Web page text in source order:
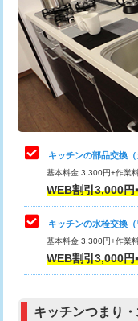
給水管工事※（支持
給水管工事※（保温
め込み）)
給水管工事※（土の掘
給水管工事※（塩ビ管
用/3ｍまで)
給水管工事※（塩ビ
用（追加）/3ｍ超え)
給水管工事※（ライ
管・ポリ管・HT管使
管・ポリ管・HT管使
カメラ調査
桝清掃
止水・漏水調査・防水
理・調整・分解・加
止水・漏水調査・防
理・調整・分解・加工
止水・漏水調査・防
理・調整・分解・加
お風呂タンク脱着
その他部品の脱着
キッチンの部品交換（
基本料金 3,300円+作業
WEB割引3,000
キッチンの水栓交換（
基本料金 3,300円+作業
WEB割引3,000
キッチンつまり